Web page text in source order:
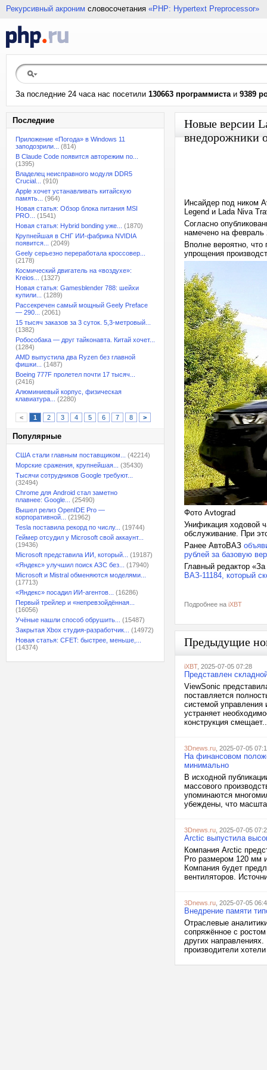
Рекурсивный акроним словосочетания «PHP: Hypertext Preprocessor»
За последние 24 часа нас посетили 130663 программистаи 9389
Последние
Приложение «Погода» в Windows 11
заподозрили...
(814)
В Claude Code появится авторежим по...
(1395)
Владелец неисправного модуля DDR5
Crucial...
(910)
Apple хочет устанавливать китайскую
память...
(964)
Новая статья: Обзор блока питания MSI
PRO...
(1541)
Новая статья: Hybrid bonding уже...
(1870)
Крупнейшая в СНГ ИИ-фабрика NVIDIA
появится...
(2049)
Geely серьезно переработала кроссовер...
(2178)
Космический двигатель на «воздухе»:
Kreios...
(1327)
Новая статья: Gamesblender 788: шейхи
купили...
(1289)
Рассекречен самый мощный Geely Preface
— 290...
(2061)
15 тысяч заказов за 3 суток. 5,3-метровый...
(1382)
Робособака — друг тайконавта. Китай хочет...
(1284)
AMD выпустила два Ryzen без главной
фишки...
(1487)
Boeing 777F пролетел почти 17 тысяч...
(2416)
Алюминиевый корпус, физическая
клавиатура...
(2280)
< 1 2 3 4 5 6 7 8 >
Популярные
США стали главным поставщиком...
(42214)
Морские сражения, крупнейшая...
(35430)
Тысячи сотрудников Google требуют...
(32494)
Chrome для Android стал заметно
плавнее: Google...
(25490)
Вышел релиз OpenIDE Pro —
корпоративной...
(21962)
Tesla поставила рекорд по числу...
(19744)
Геймер отсудил у Microsoft свой аккаунт...
(19436)
Microsoft представила ИИ, который...
(19187)
«Яндекс» улучшил поиск АЗС без...
(17940)
Microsoft и Mistral обменяются моделями...
(17713)
«Яндекс» посадил ИИ-агентов...
(16286)
Первый трейлер и «непревзойдённая...
(16056)
Учёные нашли способ обрушить...
(15487)
Закрытая Xbox студия-разработчик...
(14972)
Новая статья: CFET: быстрее, меньше,...
(14374)
Новые версии
внедорожники
Инсайдер под ником
Legend и Lada Niva
Согласно
намечено на февраль
Вполне вероятно,
упрощения
Фото Avtograd
Унификация ходовой
обслуживание. При
Ранее АвтоВАЗ
рублей за базовую
Главный редактор
ВАЗ-11184, который
Подробнее на iXBT
Предыдущие
iXBT, 2025-07-05 07:28
Представлен
ViewSonic
поставляется
системой управления
устраняет
конструкция
3Dnews.ru , 2025-07-05
На финансовом
минимально
В исходной
массового
упоминаются
убеждены, что
3Dnews.ru , 2025-07-05
Arctic выпустила
Компания Arctic
Pro размером 120 мм
Компания будет
вентиляторов.
3Dnews.ru , 2025-07-05
Внедрение памяти
Отраслевые
сопряжённое с
других
производители